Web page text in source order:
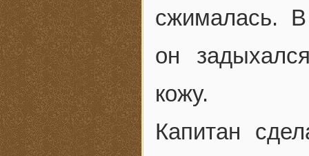
сжималась. В
он
кожу.
Капитан